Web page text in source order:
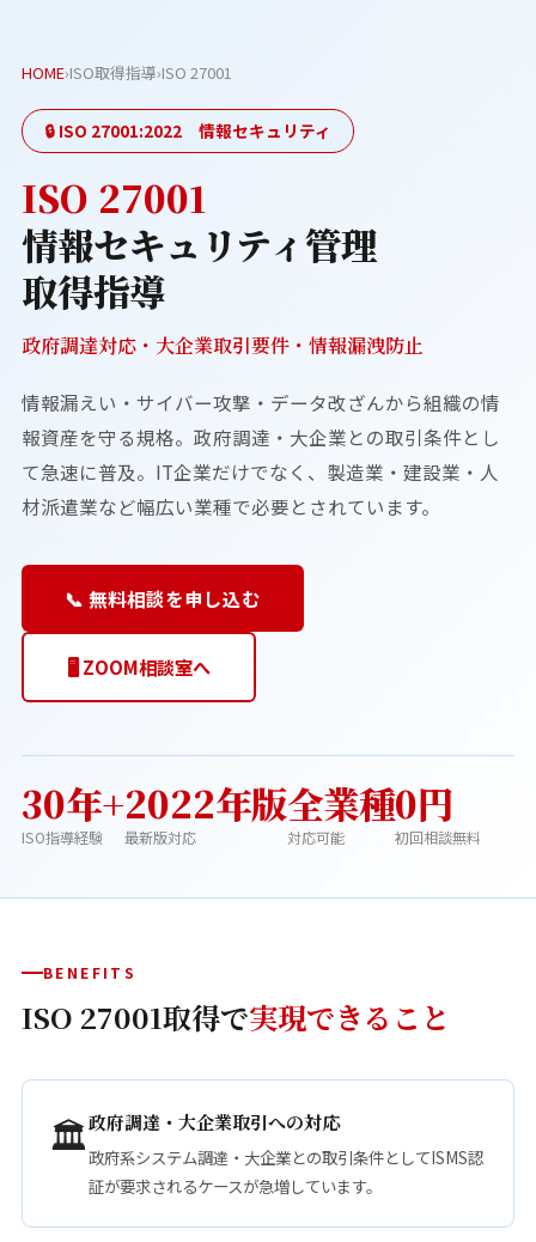
HOME›ISO取得指導›ISO 27001
🔒 ISO 27001:2022 情報セキュリティ
ISO 27001
情報セキュリティ管理
取得指導
政府調達対応・大企業取引要件・情報漏洩防止
情報漏えい・サイバー攻撃・データ改ざんから組織の情
報資産を守る規格。政府調達・大企業との取引条件とし
て急速に普及。IT企業だけでなく、製造業・建設業・人
材派遣業など幅広い業種で必要とされています。
📞 無料相談を申し込む
🖥️ ZOOM相談室へ
30年+
ISO指導経験
2022年版
最新版対応
全業種
対応可能
0円
初回相談無料
BENEFITS
ISO 27001取得で実現できること
🏛️政府調達・大企業取引への対応
政府系システム調達・大企業との取引条件としてISMS認
証が要求されるケースが急増しています。